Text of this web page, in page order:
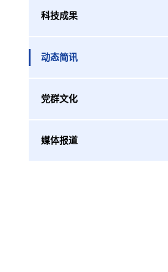
科技成果
动态简讯
党群文化
媒体报道